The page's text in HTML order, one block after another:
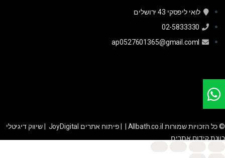
לואי ליפסקי 43 ירושלים
02-5833330
ap0527601365@gmail.coml
© כל הזכויות שמורות Allbath.co.il | | פיתוח אתרים JoyDigital
שיווק דיגיטלי
כוונת קידום אתרים